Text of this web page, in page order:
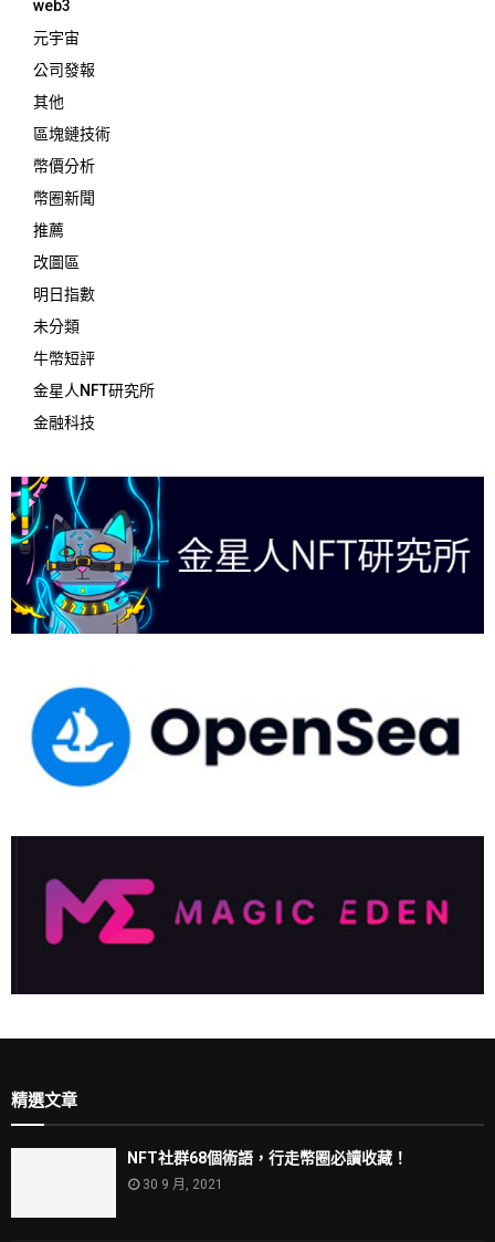
web3
元宇宙
公司發報
其他
區塊鏈技術
幣價分析
幣圈新聞
推薦
改圖區
明日指數
未分類
牛幣短評
金星人NFT研究所
金融科技
精選文章
NFT社群68個術語，行走幣圈必讀收藏！
30 9 月, 2021